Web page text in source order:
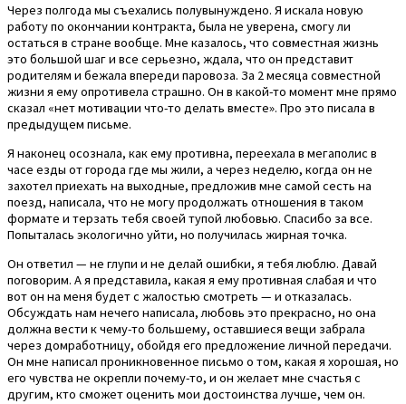
Через полгода мы съехались полувынуждено. Я искала новую
работу по окончании контракта, была не уверена, смогу ли
остаться в стране вообще. Мне казалось, что совместная жизнь
это большой шаг и все серьезно, ждала, что он представит
родителям и бежала впереди паровоза. За 2 месяца совместной
жизни я ему опротивела страшно. Он в какой-то момент мне прямо
сказал «нет мотивации что-то делать вместе». Про это писала в
предыдущем письме.
Я наконец осознала, как ему противна, переехала в мегаполис в
часе езды от города где мы жили, а через неделю, когда он не
захотел приехать на выходные, предложив мне самой сесть на
поезд, написала, что не могу продолжать отношения в таком
формате и терзать тебя своей тупой любовью. Спасибо за все.
Попыталась экологично уйти, но получилась жирная точка.
Он ответил — не глупи и не делай ошибки, я тебя люблю. Давай
поговорим. А я представила, какая я ему противная слабая и что
вот он на меня будет с жалостью смотреть — и отказалась.
Обсуждать нам нечего написала, любовь это прекрасно, но она
должна вести к чему-то большему, оставшиеся вещи забрала
через домработницу, обойдя его предложение личной передачи.
Он мне написал проникновенное письмо о том, какая я хорошая, но
его чувства не окрепли почему-то, и он желает мне счастья с
другим, кто сможет оценить мои достоинства лучше, чем он.